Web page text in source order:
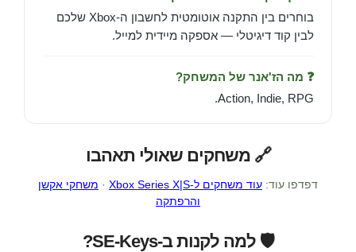
בוחרים בין התקנה אוטומטית לחשבון ה-Xbox שלכם
לבין קוד דיגיטלי — אספקה מיידית למייל.
❓ מה הז'אנר של המשחק?
Action, Indie, RPG.
🔗 משחקים שאולי תאהבו
דפדפו עוד: עוד משחקים ל-Xbox Series X|S · משחקי אקשן
והרפתקה
🛡️ למה לקנות ב-SE-Keys?